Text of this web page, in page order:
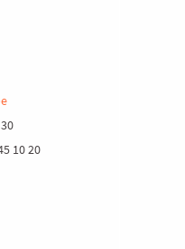
10 20